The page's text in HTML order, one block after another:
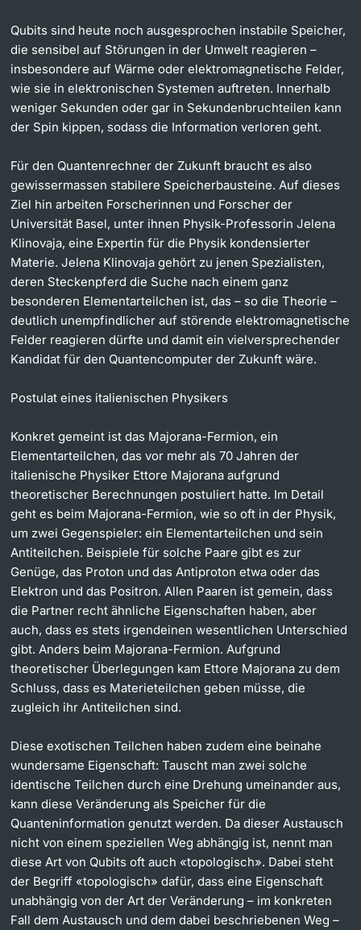
Qubits sind heute noch ausgesprochen instabile Speicher,
die sensibel auf Störungen in der Umwelt reagieren –
insbesondere auf Wärme oder elektromagnetische Felder,
wie sie in elektronischen Systemen auftreten. Innerhalb
weniger Sekunden oder gar in Sekundenbruchteilen kann
der Spin kippen, sodass die Information verloren geht.
Für den Quantenrechner der Zukunft braucht es also
gewissermassen stabilere Speicherbausteine. Auf dieses
Ziel hin arbeiten Forscherinnen und Forscher der
Universität Basel, unter ihnen Physik-Professorin Jelena
Klinovaja, eine Expertin für die Physik kondensierter
Materie. Jelena Klinovaja gehört zu jenen Spezialisten,
deren Steckenpferd die Suche nach einem ganz
besonderen Elementarteilchen ist, das – so die Theorie –
deutlich unempfindlicher auf störende elektromagnetische
Felder reagieren dürfte und damit ein vielversprechender
Kandidat für den Quantencomputer der Zukunft wäre.
Postulat eines italienischen Physikers
Konkret gemeint ist das Majorana-Fermion, ein
Elementarteilchen, das vor mehr als 70 Jahren der
italienische Physiker Ettore Majorana aufgrund
theoretischer Berechnungen postuliert hatte. Im Detail
geht es beim Majorana-Fermion, wie so oft in der Physik,
um zwei Gegenspieler: ein Elementarteilchen und sein
Antiteilchen. Beispiele für solche Paare gibt es zur
Genüge, das Proton und das Antiproton etwa oder das
Elektron und das Positron. Allen Paaren ist gemein, dass
die Partner recht ähnliche Eigenschaften haben, aber
auch, dass es stets irgendeinen wesentlichen Unterschied
gibt. Anders beim Majorana-Fermion. Aufgrund
theoretischer Überlegungen kam Ettore Majorana zu dem
Schluss, dass es Materieteilchen geben müsse, die
zugleich ihr Antiteilchen sind.
Diese exotischen Teilchen haben zudem eine beinahe
wundersame Eigenschaft: Tauscht man zwei solche
identische Teilchen durch eine Drehung umeinander aus,
kann diese Veränderung als Speicher für die
Quanteninformation genutzt werden. Da dieser Austausch
nicht von einem speziellen Weg abhängig ist, nennt man
diese Art von Qubits oft auch «topologisch». Dabei steht
der Begriff «topologisch» dafür, dass eine Eigenschaft
unabhängig von der Art der Veränderung – im konkreten
Fall dem Austausch und dem dabei beschriebenen Weg –